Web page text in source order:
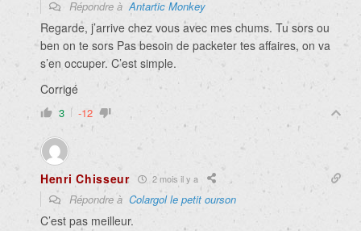
Répondre àAntartic Monkey
Regarde, j’arrive chez vous avec mes chums. Tu sors ou
ben on te sors Pas besoin de packeter tes affaires, on va
s’en occuper. C’est simple.
Corrigé
3 -12
Henri Chisseur 2 mois il y a
Répondre à Colargol le petit ourson
C’est pas meilleur.